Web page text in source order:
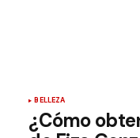
BELLEZA
¿Cómo